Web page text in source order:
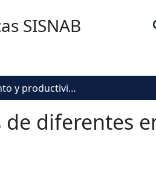
SISNAB
Redimiento y productividad en trabajadores de diferentes empresas de la ciudad de Bogotá
diferentes